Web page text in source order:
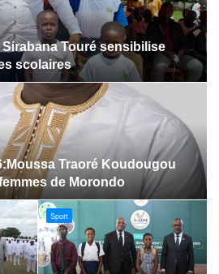
2.0 dévoile des
d’espoir pour la jeunesse
de 2028 :
Société